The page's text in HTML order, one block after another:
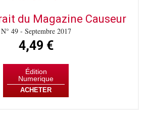
du Magazine Causeur
N° 49 - Septembre 2017
4,49 €
Édition
Numerique
ACHETER